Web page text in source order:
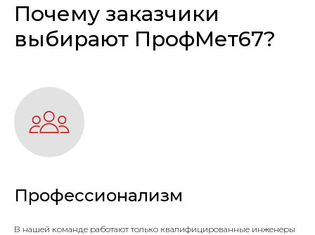
Почему заказчики
выбирают ПрофМет67?
Профессионализм
В нашей команде работают только квалифицированные инженеры